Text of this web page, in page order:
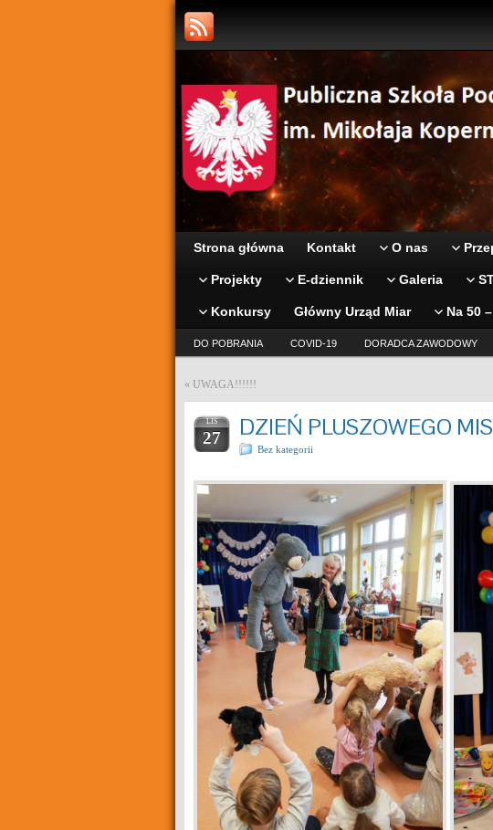
Strona główna Kontakt O nas
Projekty E-dziennik Galeria
Konkursy Główny Urząd Miar Na 50
DO POBRANIA COVID-19 DORADCA ZAWODOWY
« UWAGA!!!!!!
LIS
27 DZIEŃ PLUSZOWEGO
Bez kategorii